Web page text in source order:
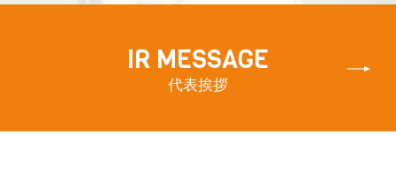
IR MESSAGE
代表挨拶